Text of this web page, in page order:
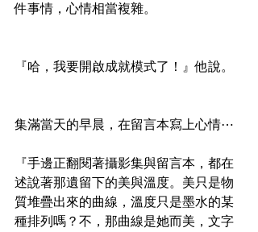
件事情，心情相當複雜。
『哈，我要開啟成就模式了！』他說。
集滿當天的早晨，在留言本寫上心情⋯
『手邊正翻閱著攝影集與留言本，都在
述說著那遺留下的美與溫度。美只是物
質堆疊出來的曲線，溫度只是墨水的某
種排列嗎？不，那曲線是她而美，文字